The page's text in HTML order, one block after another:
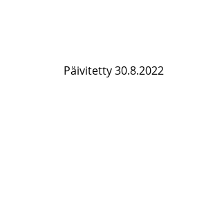
Päivitetty 30.8.2022